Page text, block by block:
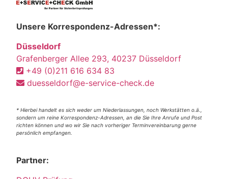
Unsere Korrespondenz-Adressen*:
Düsseldorf
Grafenberger Allee 293, 40237 Düsseldorf
+49 (0)211 616 634 83
duesseldorf@e-service-check.de
* Hierbei handelt es sich weder um Niederlassungen, noch Werkstätten o.ä.,
sondern um reine Korrespondenz-Adressen, an die Sie Ihre Anrufe und Post
richten können und wo wir Sie nach vorheriger Terminvereinbarung gerne
persönlich empfangen.
Partner: